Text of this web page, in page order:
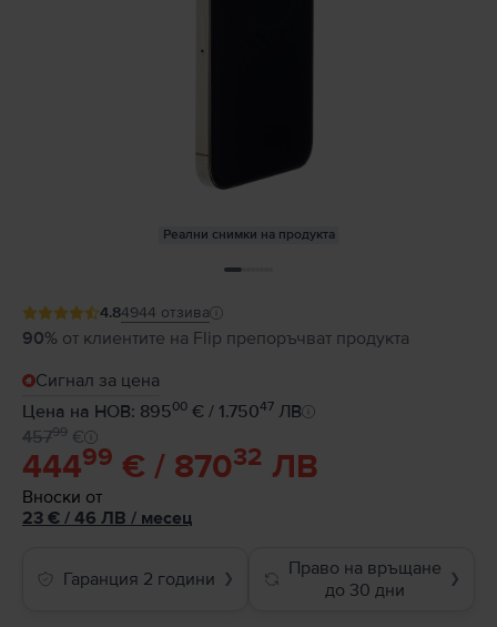
Реални снимки на продукта
4.84944 отзива
90% от клиентите на Flip препоръчват продукта
Сигнал за цена
Цена на НОВ: 89500 € / 1.75047 ЛВ
44499 € / 87032 ЛВ
45799 €
Вноски от
23 € / 46 ЛВ / месец
Гаранция 2 години ❯
Право на връщане
до 30 дни
❯